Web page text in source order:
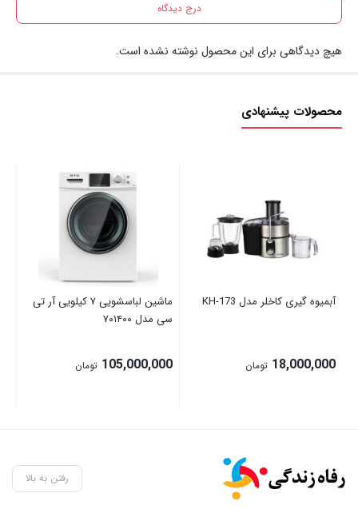
درج دیدگاه
هیچ دیدگاهی برای این محصول نوشته نشده است.
محصولات پیشنهادی
آبمیوه گیری کاخلر مدل KH-173
18,000,000 تومان
ماشین لباسشویی ۷ کیلویی آر تی
سی مدل ۷۰۱۴۰۰
105,000,000 تومان
رفتن به بالا